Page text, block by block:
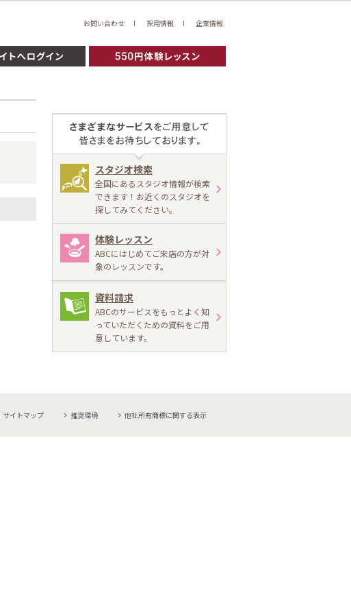
お問い合わせ 採用情報 企業情報
スタジオ検索
全国にあるスタジオ情報が検索
できます！お近くのスタジオを
探してみてください。
体験レッスン
ABCにはじめてご来店の方が対
象のレッスンです。
資料請求
ABCのサービスをもっとよく知
っていただくための資料をご用
意しています。
サイトマップ 推奨環境 他社所有商標に関する表示